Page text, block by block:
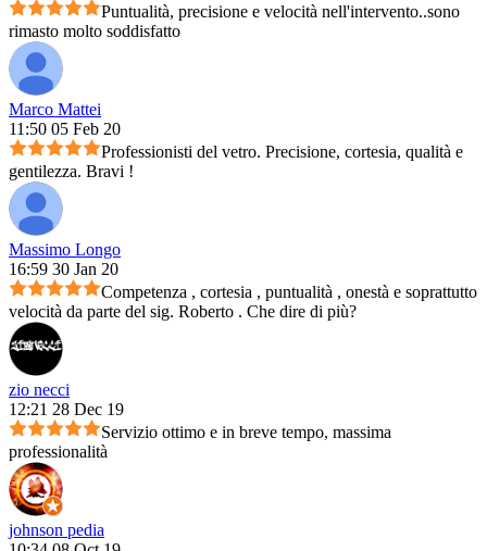
Puntualità, precisione e velocità nell'intervento..sono
rimasto molto soddisfatto
Marco Mattei
11:50 05 Feb 20
Professionisti del vetro. Precisione, cortesia, qualità e
gentilezza. Bravi !
Massimo Longo
16:59 30 Jan 20
Competenza , cortesia , puntualità , onestà e soprattutto
velocità da parte del sig. Roberto . Che dire di più?
zio necci
12:21 28 Dec 19
Servizio ottimo e in breve tempo, massima
professionalità
johnson pedia